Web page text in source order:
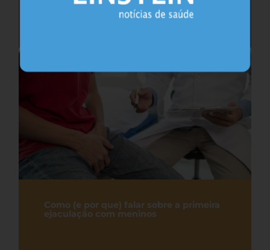
Como (e por que) falar sobre a primeira
ejaculação com meninos